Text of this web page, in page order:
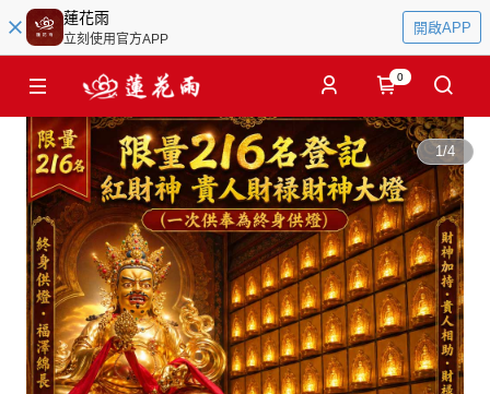
蓮花雨
立刻使用官方APP
開啟APP
0
1/4